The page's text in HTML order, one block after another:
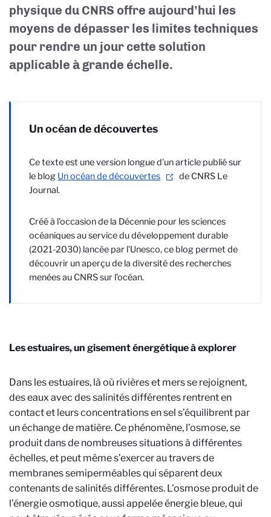
physique du CNRS offre aujourd’hui les
moyens de dépasser les limites techniques
pour rendre un jour cette solution
applicable à grande échelle.
Un océan de découvertes
Ce texte est une version longue d'un article publié sur
le blog Un océan de découvertes
de CNRS Le
Journal.
Créé à l'occasion de la Décennie pour les sciences
océaniques au service du développement durable
(2021-2030) lancée par l'Unesco, ce blog permet de
découvrir un aperçu de la diversité des recherches
menées au CNRS sur l’océan.
Les estuaires, un gisement énergétique à explorer
Dans les estuaires, là où rivières et mers se rejoignent,
des eaux avec des salinités différentes rentrent en
contact et leurs concentrations en sel s’équilibrent par
un échange de matière. Ce phénomène, l’osmose, se
produit dans de nombreuses situations à différentes
échelles, et peut même s’exercer au travers de
membranes semiperméables qui séparent deux
contenants de salinités différentes. L’osmose produit de
l’énergie osmotique, aussi appelée énergie bleue, qui